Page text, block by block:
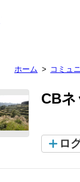
ホーム コミュ
CB
ロ